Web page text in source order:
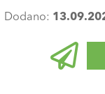
Dodano: